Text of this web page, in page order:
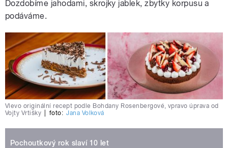
Dozdobíme jahodami, skrojky jablek, zbytky korpusu a
podáváme.
Vlevo originální recept podle Bohdany Rosenbergové, vpravo úprava od
Vojty Vrtišky
foto: Jana Volková
Pochoutkový rok slaví 10 let